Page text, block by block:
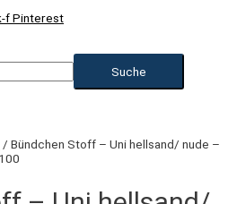
fPinterest
/ Bündchen Stoff – Uni hellsand/ nude –